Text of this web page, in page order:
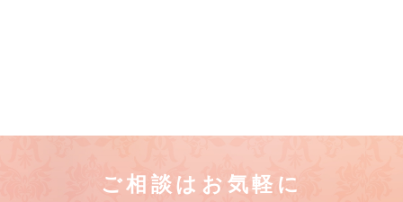
ご相談はお気軽に